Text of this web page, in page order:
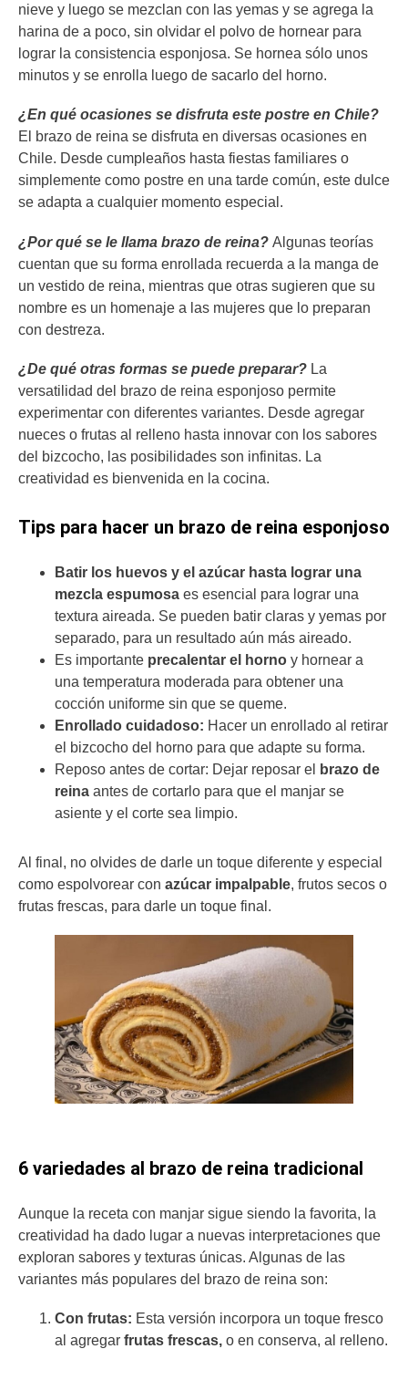
nieve y luego se mezclan con las yemas y se agrega la
harina de a poco, sin olvidar el polvo de hornear para
lograr la consistencia esponjosa. Se hornea sólo unos
minutos y se enrolla luego de sacarlo del horno.
¿En qué ocasiones se disfruta este postre en Chile?
El brazo de reina se disfruta en diversas ocasiones en
Chile. Desde cumpleaños hasta fiestas familiares o
simplemente como postre en una tarde común, este dulce
se adapta a cualquier momento especial.
¿Por qué se le llama brazo de reina? Algunas teorías
cuentan que su forma enrollada recuerda a la manga de
un vestido de reina, mientras que otras sugieren que su
nombre es un homenaje a las mujeres que lo preparan
con destreza.
¿De qué otras formas se puede preparar? La
versatilidad del brazo de reina esponjoso permite
experimentar con diferentes variantes. Desde agregar
nueces o frutas al relleno hasta innovar con los sabores
del bizcocho, las posibilidades son infinitas. La
creatividad es bienvenida en la cocina.
Tips para hacer un brazo de reina esponjoso
Batir los huevos y el azúcar hasta lograr una
mezcla espumosa es esencial para lograr una
textura aireada. Se pueden batir claras y yemas por
separado, para un resultado aún más aireado.
Es importante precalentar el horno y hornear a
una temperatura moderada para obtener una
cocción uniforme sin que se queme.
Enrollado cuidadoso: Hacer un enrollado al retirar
el bizcocho del horno para que adapte su forma.
Reposo antes de cortar: Dejar reposar el
brazo de
reina antes de cortarlo para que el manjar se
asiente y el corte sea limpio.
Al final, no olvides de darle un toque diferente y especial
como espolvorear con azúcar impalpable, frutos secos o
frutas frescas, para darle un toque final.
6 variedades al brazo de reina tradicional
Aunque la receta con manjar sigue siendo la favorita, la
creatividad ha dado lugar a nuevas interpretaciones que
exploran sabores y texturas únicas. Algunas de las
variantes más populares del brazo de reina son:
Con frutas: Esta versión incorpora un toque fresco
al agregar frutas frescas, o en conserva, al relleno.